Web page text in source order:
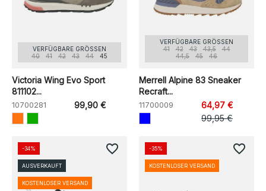
VERFÜGBARE GRÖSSEN
40
41 42 43 44 45
Victoria Wing Evo Sport
811102...
10700281 99,90 €
VERFÜGBARE GRÖSSEN
41
42 43 43,5
44
44,5
45 46
Merrell Alpine 83 Sneaker
Recraft...
11700009
64,97 €
99,95 €
-34%
AUSVERKAUFT
KOSTENLOSER VERSAND
favorite_border -35%
KOSTENLOSER VERSAND
favorite_border